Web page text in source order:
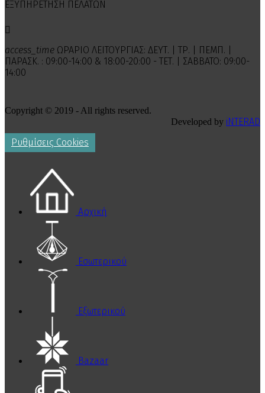
ΕΞΥΠΗΡΕΤΗΣΗ ΠΕΛΑΤΩΝ

access_time ΩΡΑΡΙΟ ΛΕΙΤΟΥΡΓΙΑΣ: ΔΕΥΤ. | ΤΡ. | ΠΕΜΠ. |
ΠΑΡΑΣΚ. : 09:00-14:00 & 18:00-20:00 - ΤΕΤ. | ΣΑΒΒΑΤΟ: 09:00-
14:00
Copyright © 2019 - All rights reserved.
Developed by iNTERAD
Ρυθμίσεις Cookies
Αρχική
Εσωτερικού
Εξωτερικού
Bazaar